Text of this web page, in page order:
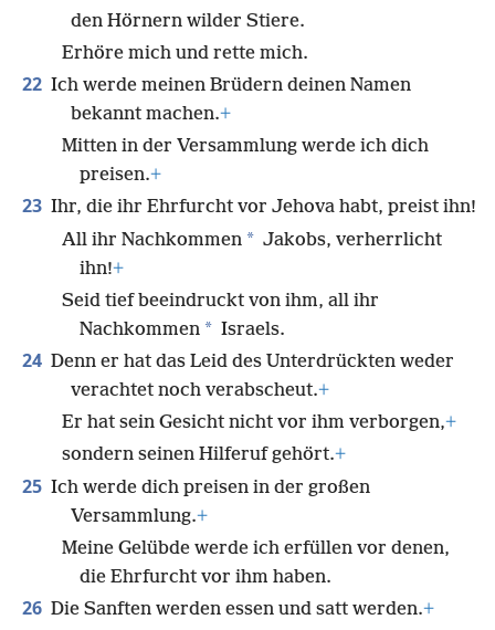
den Hörnern wilder Stiere.
Erhöre mich und rette mich.
22 Ich werde meinen Brüdern deinen Namen
bekannt machen.+
Mitten in der Versammlung werde ich dich
preisen.+
23 Ihr, die ihr Ehrfurcht vor Jehova habt, preist ihn!
All ihr Nachkommen * Jakobs, verherrlicht
ihn!+
Seid tief beeindruckt von ihm, all ihr
Nachkommen * Israels.
24 Denn er hat das Leid des Unterdrückten weder
verachtet noch verabscheut.+
Er hat sein Gesicht nicht vor ihm verborgen,+
sondern seinen Hilferuf gehört.+
25 Ich werde dich preisen in der großen
Versammlung.+
Meine Gelübde werde ich erfüllen vor denen,
die Ehrfurcht vor ihm haben.
26 Die Sanften werden essen und satt werden.+